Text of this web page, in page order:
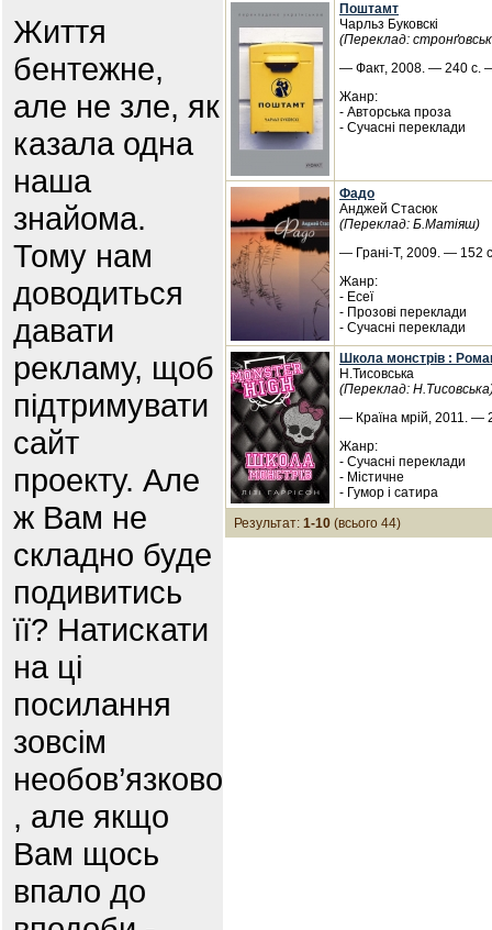
Життя
бентежне,
але не зле, як
казала одна
наша
знайома.
Тому нам
доводиться
давати
рекламу, щоб
підтримувати
сайт
проекту. Але
ж Вам не
складно буде
подивитись
її? Натискати
на ці
посилання
зовсім
необов’язково
, але якщо
Вам щось
впало до
Поштамт
Чарльз Буковскі
(Переклад:
— Факт, 2008. — 240 с.
Жанр:
- Авторська проза
- Сучасні переклади
Фадо
Анджей Стасюк
(Переклад: Б.Матіяш)
— Грані-Т, 2009. — 152
Жанр:
- Есеї
- Прозові переклади
- Сучасні переклади
Школа монстрів :
Н.Тисовська
(Переклад:
— Країна мрій, 2011. —
Жанр:
- Сучасні переклади
- Містичне
- Гумор і сатира
Результат: 1-10 (всього 44)